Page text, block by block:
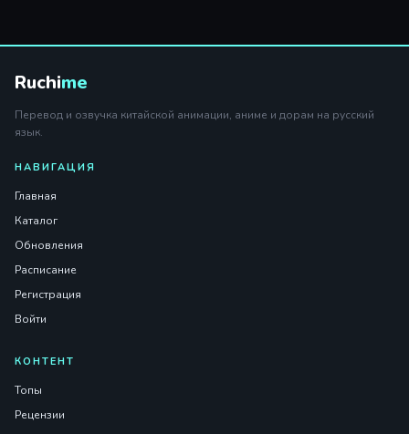
Ruchime
Перевод и озвучка китайской анимации, аниме и дорам на русский
язык.
НАВИГАЦИЯ
Главная
Каталог
Обновления
Расписание
Регистрация
Войти
КОНТЕНТ
Топы
Рецензии